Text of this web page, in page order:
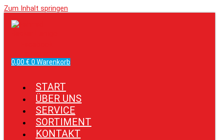
Zum Inhalt springen
0,00 € 0 Warenkorb
START
ÜBER UNS
SERVICE
SORTIMENT
KONTAKT